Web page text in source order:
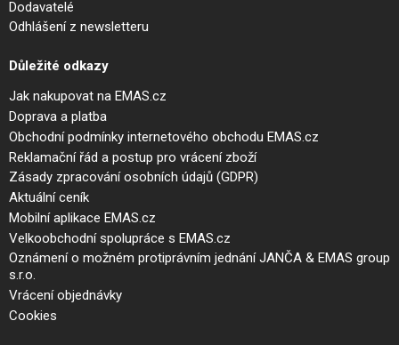
Dodavatelé
Odhlášení z newsletteru
Důležité odkazy
Jak nakupovat na EMAS.cz
Doprava a platba
Obchodní podmínky internetového obchodu EMAS.cz
Reklamační řád a postup pro vrácení zboží
Zásady zpracování osobních údajů (GDPR)
Aktuální ceník
Mobilní aplikace EMAS.cz
Velkoobchodní spolupráce s EMAS.cz
Oznámení o možném protiprávním jednání JANČA & EMAS group
s.r.o.
Vrácení objednávky
Cookies